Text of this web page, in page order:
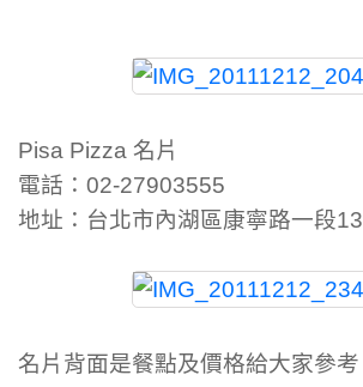
Pisa Pizza 名片
電話：02-27903555
地址：台北市內湖區康寧路一段
名片背面是餐點及價格給大家參考